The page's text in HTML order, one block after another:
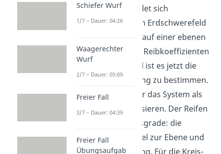
R=0,5m. Er befindet sich
logischerweise im Erdschwerefeld
und bewegt sich auf einer ebenen
Fläche mit einem Reibkoeffizienten
gleich 0,8. Ziel ist es jetzt die
DGL der Bewegung zu bestimmen.
Dafür müssen wir das System als
erstes parametrisieren. Der Reifen
hat zwei Freiheitsgrade: die
Bewegung parallel zur Ebene und
die Kreisbewegung. Für die Kreis-
Schiefer Wurf
1/7 – Dauer: 04:26
Waagerechter
Wurf
2/7 – Dauer: 05:09
Freier Fall
3/7 – Dauer: 04:39
Freier Fall
Übungsaufgab